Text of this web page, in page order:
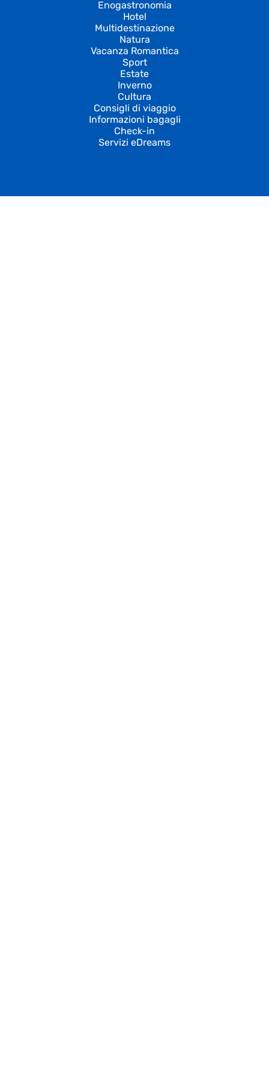
Enogastronomia
Hotel
Multidestinazione
Natura
Vacanza Romantica
Sport
Estate
Inverno
Cultura
Consigli di viaggio
Informazioni bagagli
Check-in
Servizi eDreams